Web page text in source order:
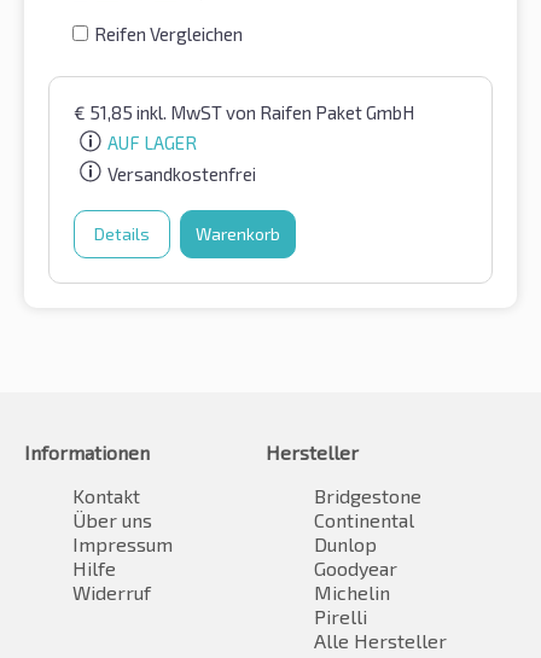
Reifen Vergleichen
€ 51,85 inkl. MwSTvon Raifen Paket GmbH
AUF LAGER
Versandkostenfrei
Details Warenkorb
Informationen
Kontakt
Über uns
Impressum
Hilfe
Widerruf
Hersteller
Bridgestone
Continental
Dunlop
Goodyear
Michelin
Pirelli
Alle Hersteller